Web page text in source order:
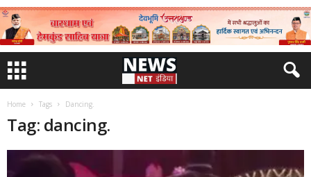
Home Tags Dancing.
Tag: dancing.